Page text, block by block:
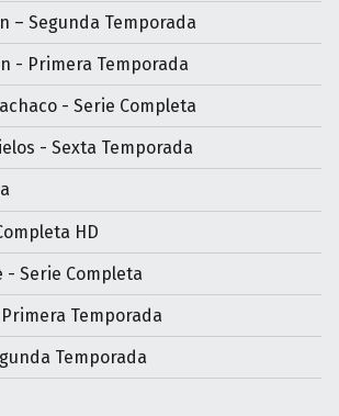
– Segunda Temporada
- Primera Temporada
- Serie Completa
- Sexta Temporada
HD
- Serie Completa
Temporada
Temporada